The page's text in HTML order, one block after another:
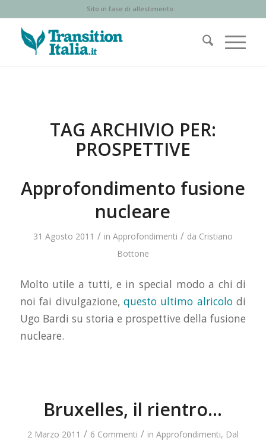
Sito in fase di allestimento...
TAG ARCHIVIO PER:
PROSPETTIVE
Approfondimento fusione
nucleare
31 Agosto 2011 / in Approfondimenti / da Cristiano
Bottone
Molto utile a tutti, e in special modo a chi di
noi fai divulgazione, questo ultimo alricolo di
Ugo Bardi su storia e prospettive della fusione
nucleare.
Bruxelles, il rientro…
2 Marzo 2011 / 6 Commenti / in Approfondimenti, Dal